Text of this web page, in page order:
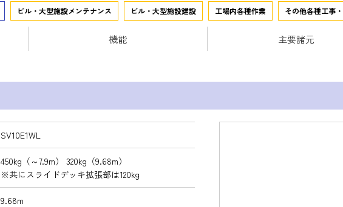
ビル・大型施設メンテナンス ビル・大型施設建設 工場内各種作業 その他各種工事
機能 主要諸元
SV10E1WL
450kg（～7.9m） 320kg（9.68m）
※共にスライドデッキ拡張部は120kg
9.68m